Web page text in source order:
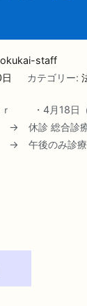
staff
カテゴリー:
ｒ ・4月18日
→ 休診 総合診
→ 午後のみ診療